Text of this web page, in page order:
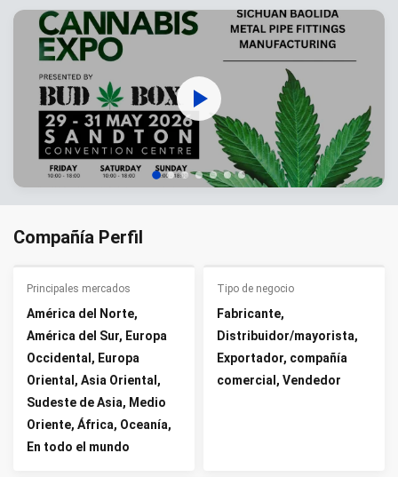
Compañía Perfil
Principales mercados
América del Norte,
América del Sur, Europa
Occidental, Europa
Oriental, Asia Oriental,
Sudeste de Asia, Medio
Oriente, África, Oceanía,
En todo el mundo
Tipo de negocio
Fabricante,
Distribuidor/mayorista,
Exportador, compañía
comercial, Vendedor